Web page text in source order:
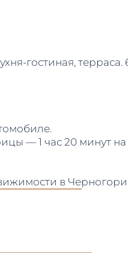
гостиная,
— 1 час 20 минут на
в